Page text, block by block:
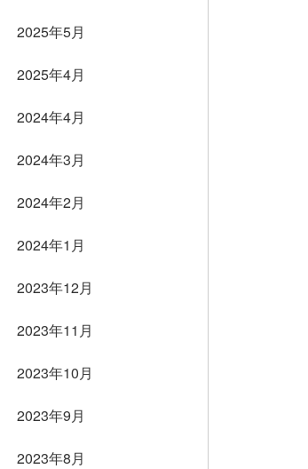
2025年5月
2025年4月
2024年4月
2024年3月
2024年2月
2024年1月
2023年12月
2023年11月
2023年10月
2023年9月
2023年8月